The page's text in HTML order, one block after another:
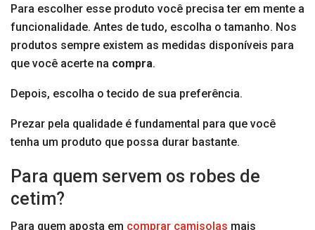
Para escolher esse produto você precisa ter em mente a
funcionalidade. Antes de tudo, escolha o tamanho. Nos
produtos sempre existem as medidas disponíveis para
que você acerte na compra.
Depois, escolha o tecido de sua preferência.
Prezar pela qualidade é fundamental para que você
tenha um produto que possa durar bastante.
Para quem servem os robes de
cetim?
Para quem aposta em comprar camisolas mais